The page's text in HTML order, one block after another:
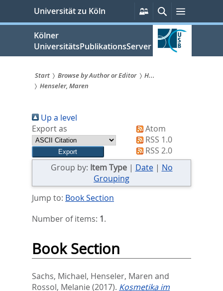
springen
Universität zu Köln
Persönliche
Services
SucheMenü
Kölner
UniversitätsPublikationsServer
Sie
sind
hier:
Start Browse by Author or Editor
H...
Henseler, Maren
Up a level
Export as
Atom
RSS 1.0
RSS 2.0
Group by: Item Type| Date| No
Grouping
Jump to: Book Section
Number of items: 1.
Book Section
Sachs, Michael, Henseler, Maren and
Rossol, Melanie (2017). Kosmetika im